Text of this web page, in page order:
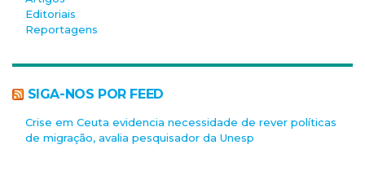
Editoriais
Reportagens
SIGA-NOS POR FEED
Crise em Ceuta evidencia necessidade de rever políticas
de migração, avalia pesquisador da Unesp